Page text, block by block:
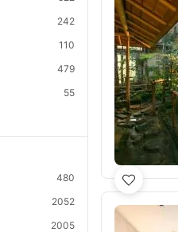
242
110
479
55
480
2052
2005